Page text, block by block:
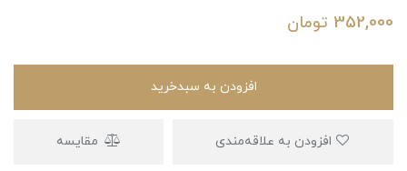
352,000 تومان
افزودن به سبدخرید
مقایسه